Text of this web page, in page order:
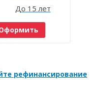
До 15 лет
рефинансирование